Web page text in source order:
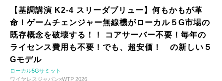
【基調講演 K2-4 スリーダブリュー】何もかもが革
命！ゲームチェンジャー無線機がローカル５G市場の
既存概念を破壊する！！ コアサーバー不要！毎年の
ライセンス費用も不要！でも、超安価！ の新しい５
Gモデル
ローカル5Gサミット
ワイヤレスジャパン×WTP 2026